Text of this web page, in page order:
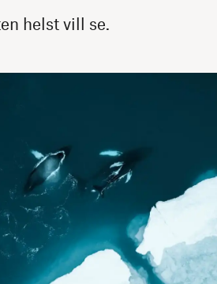
helst vill se.